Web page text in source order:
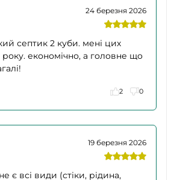
24 березня 2026
септик 2 куби. мені цих
року. економічно, а головне що
2 0
19 березня 2026
є всі види (стіки, рідина,